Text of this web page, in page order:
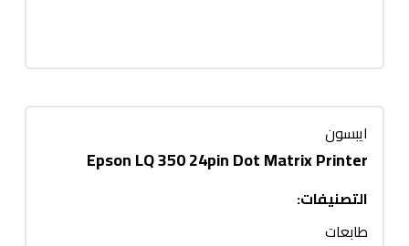
ايبسون
Epson LQ 350 24pin Dot Matrix Printer
التصنيفات:
طابعات